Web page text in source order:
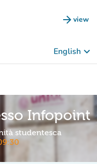
arrow_forward view
(new
English keyboard_arrow_down
Infopoint
studentesca